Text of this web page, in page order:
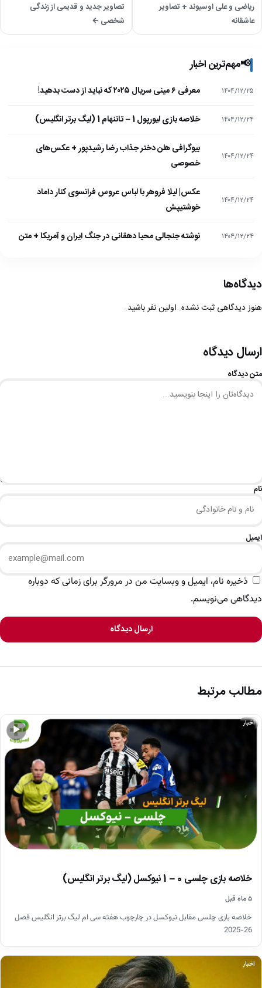
ریاضی و علی اوسیوند + تصاویر
عاشقانه
تصاویر جدید و قدیمی از زندگی
شخصی ←
📢مهم‌ترین اخبار
۱۴۰۴/۱۲/۲۵ معرفی ۶ مینی سریال ۲۰۲۵ که نباید از دست بدهید!
۱۴۰۴/۱۲/۲۴ خلاصه بازی لیورپول 1 – تاتنهام 1 (لیگ برتر انگلیس)
۱۴۰۴/۱۲/۲۴
بیوگرافی هلن دختر جذاب رضا رشیدپور + عکس‌های
خصوصی
۱۴۰۴/۱۲/۲۴
عکس| لیلا فروهر با لباس عروس فرانسوی کنار داماد
خوشتیپش
۱۴۰۴/۱۲/۲۴ نوشته جنجالی محیا دهقانی در جنگ ایران و آمریکا + متن
دیدگاه‌ها
هنوز دیدگاهی ثبت نشده. اولین نفر باشید.
ارسال دیدگاه
متن دیدگاه
نام
ایمیل
ذخیره نام، ایمیل و وبسایت من در مرورگر برای زمانی که دوباره
دیدگاهی می‌نویسم.
ارسال دیدگاه
مطالب مرتبط
▶
اخبار
خلاصه بازی چلسی 0 – 1 نیوکسل (لیگ برتر انگلیس)
۵ ماه قبل
خلاصه بازی چلسی مقابل نیوکسل در چارچوب هفته سی ام لیگ برتر انگلیس فصل
26-2025
اخبار